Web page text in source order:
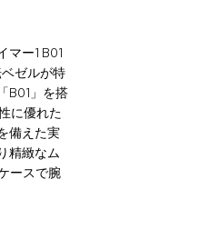
マー1 B01
ゼルが特
B01」を搭
に優れた
備えた実
精緻なム
ースで腕